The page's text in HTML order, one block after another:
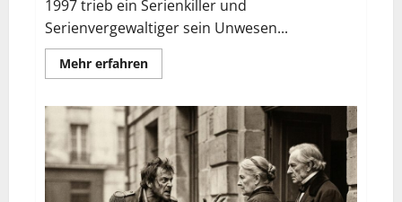
1997 trieb ein Serienkiller und
Serienvergewaltiger sein Unwesen...
Mehr erfahren